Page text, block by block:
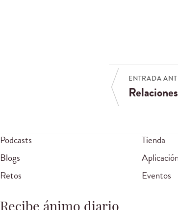
ENTRADA
Podcasts
Blogs
Retos
Tienda
Eventos